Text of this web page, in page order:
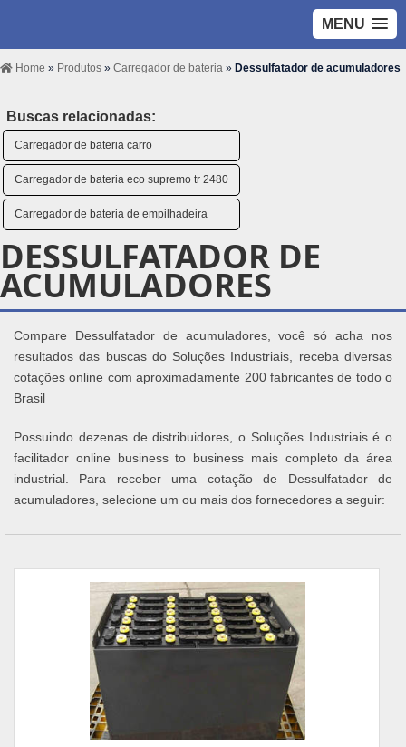
MENU
Home » Produtos » Carregador de bateria » Dessulfatador de acumuladores
Buscas relacionadas:
Carregador de bateria carro
Carregador de bateria eco supremo tr 2480
Carregador de bateria de empilhadeira
DESSULFATADOR DE
ACUMULADORES
Compare Dessulfatador de acumuladores, você só acha nos
resultados das buscas do Soluções Industriais, receba diversas
cotações online com aproximadamente 200 fabricantes de todo o
Brasil
Possuindo dezenas de distribuidores, o Soluções Industriais é o
facilitador online business to business mais completo da área
industrial. Para receber uma cotação de Dessulfatador de
acumuladores, selecione um ou mais dos fornecedores a seguir: